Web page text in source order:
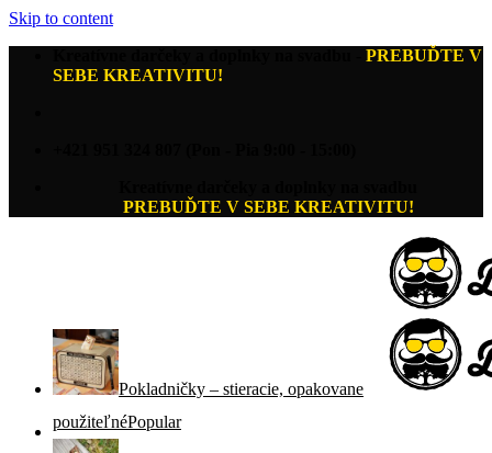
Skip to content
PREBUĎTE V
SEBE KREATIVITU!
PREBUĎTE V SEBE KREATIVITU!
Pokladničky – stieracie, opakovane
použiteľné